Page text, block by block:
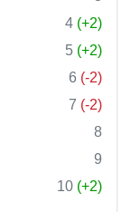
4 (+2)
5 (+2)
6 (-2)
7 (-2)
8
9
10 (+2)